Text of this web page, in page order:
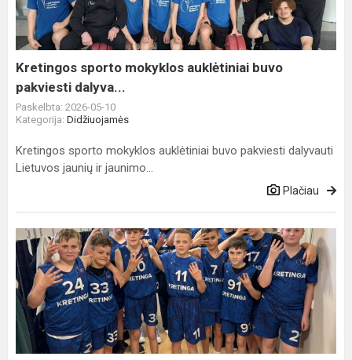
buvo
pakviesti
dalyva...
Kretingos sporto mokyklos auklėtiniai buvo
pakviesti dalyva...
Paskelbta: 2026-05-10
Kategorija: Didžiuojamės
Kretingos sporto mokyklos auklėtiniai buvo pakviesti dalyvauti
Lietuvos jaunių ir jaunimo...
Plačiau
Kretingos
SM
U13
berniukų
2013
gim.
krepšinio